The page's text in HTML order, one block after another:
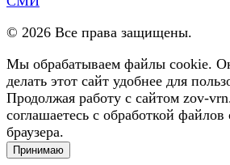
© 2026 Все права защищены.
Мы обрабатываем файлы cookie.
делать этот сайт удобнее для
Продолжая работу с сайтом zov-
соглашаетесь с обработкой
браузера.
Принимаю